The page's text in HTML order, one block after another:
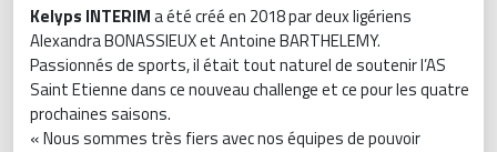
Kelyps INTERIMa été créé en 2018 par deux ligériens
Alexandra BONASSIEUX et Antoine BARTHELEMY.
Passionnés de sports, il était tout naturel de soutenir l’AS
Saint Etienne dans ce nouveau challenge et ce pour les quatre
prochaines saisons.
« Nous sommes très fiers avec nos équipes de pouvoir